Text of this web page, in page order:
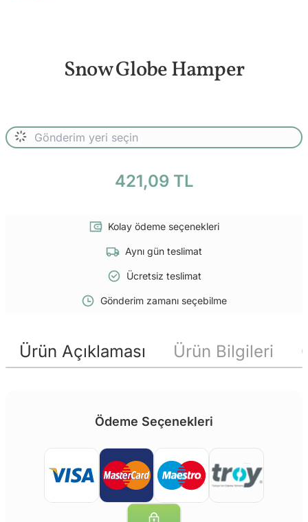
Snow Globe Hamper
421,09 TL
Kolay ödeme seçenekleri
Aynı gün teslimat
Ücretsiz teslimat
Gönderim zamanı seçebilme
Ürün Açıklaması Ürün Bilgileri
Ödeme Seçenekleri